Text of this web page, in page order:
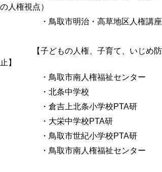
の人権視点）
・鳥取市明治・高草地区人権講座
【子どもの人権、子育て、いじめ防
止】
・鳥取市南人権福祉センター
・北条中学校
・倉吉上北条小学校PTA研
・大栄中学校PTA研
・鳥取市世紀小学校PTA研
・鳥取市南人権福祉センター